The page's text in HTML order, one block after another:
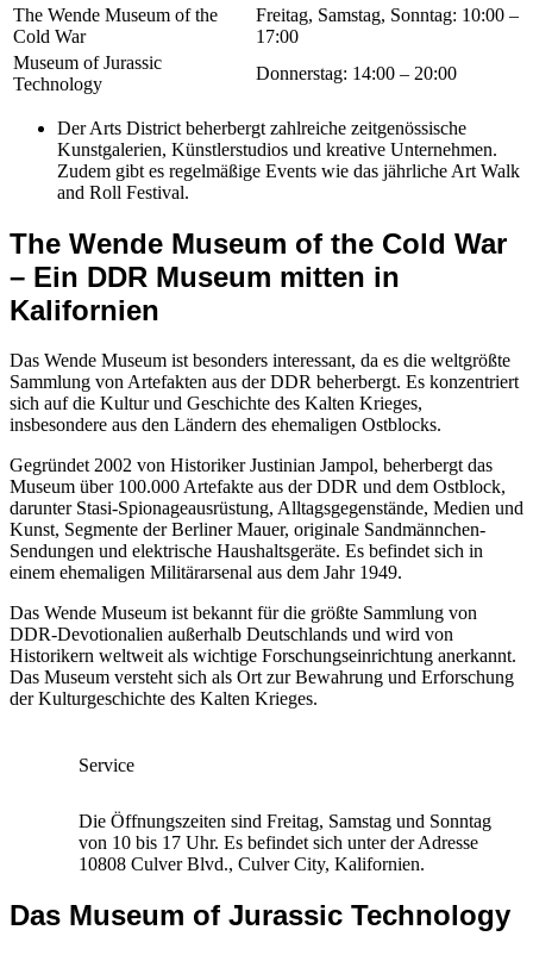
The Wende Museum of the
Cold War
Freitag, Samstag, Sonntag: 10:00 –
17:00
Museum of Jurassic
Technology
Donnerstag: 14:00 – 20:00
Der Arts District beherbergt zahlreiche zeitgenössische
Kunstgalerien, Künstlerstudios und kreative Unternehmen.
Zudem gibt es regelmäßige Events wie das jährliche Art Walk
and Roll Festival.
The Wende Museum of the Cold War
– Ein DDR Museum mitten in
Kalifornien
Das Wende Museum ist besonders interessant, da es die weltgrößte
Sammlung von Artefakten aus der DDR beherbergt. Es konzentriert
sich auf die Kultur und Geschichte des Kalten Krieges,
insbesondere aus den Ländern des ehemaligen Ostblocks.
Gegründet 2002 von Historiker Justinian Jampol, beherbergt das
Museum über 100.000 Artefakte aus der DDR und dem Ostblock,
darunter Stasi-Spionageausrüstung, Alltagsgegenstände, Medien und
Kunst, Segmente der Berliner Mauer, originale Sandmännchen-
Sendungen und elektrische Haushaltsgeräte. Es befindet sich in
einem ehemaligen Militärarsenal aus dem Jahr 1949.
Das Wende Museum ist bekannt für die größte Sammlung von
DDR-Devotionalien außerhalb Deutschlands und wird von
Historikern weltweit als wichtige Forschungseinrichtung anerkannt.
Das Museum versteht sich als Ort zur Bewahrung und Erforschung
der Kulturgeschichte des Kalten Krieges.
Service
Die Öffnungszeiten sind Freitag, Samstag und Sonntag
von 10 bis 17 Uhr. Es befindet sich unter der Adresse
10808 Culver Blvd., Culver City, Kalifornien.
Das Museum of Jurassic Technology